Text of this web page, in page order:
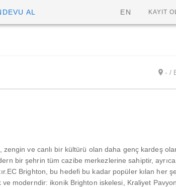
AL EN KAYIT
- /
ve canlı bir kültürü olan daha genç kardeş
bir şehrin tüm cazibe merkezlerine sahiptir,
Brighton, bu hedefi bu kadar popüler kılan her
ve moderndir: ikonik Brighton iskelesi, Kraliyet